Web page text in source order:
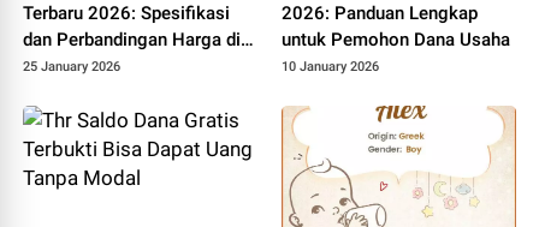
Terbaru 2026: Spesifikasi
dan Perbandingan Harga di
Pasaran
25 January 2026
2026: Panduan Lengkap
untuk Pemohon Dana Usaha
10 January 2026